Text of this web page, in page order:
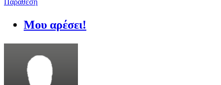
Παράθεση
Μου αρέσει!